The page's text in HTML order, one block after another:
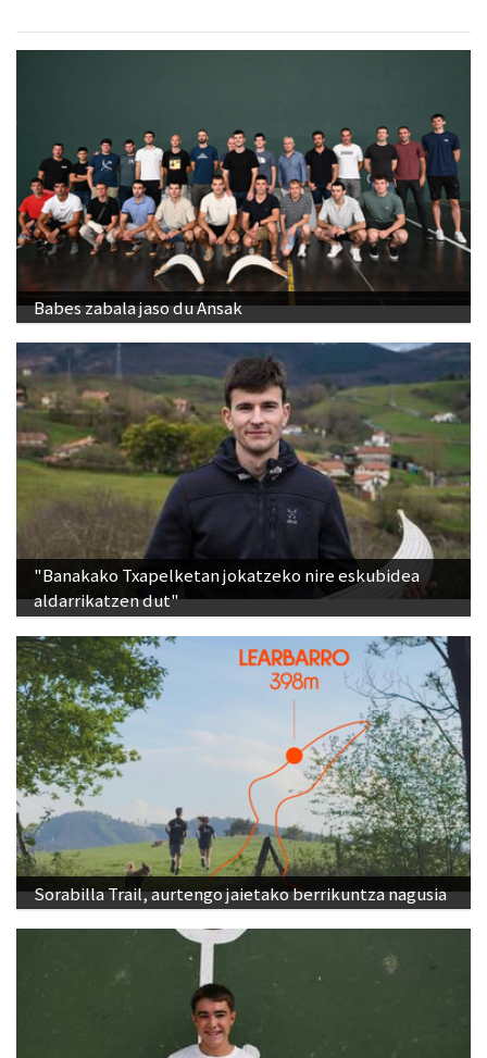
Babes zabala jaso du Ansak
"Banakako Txapelketan jokatzeko nire eskubidea
aldarrikatzen dut"
Sorabilla Trail, aurtengo jaietako berrikuntza nagusia